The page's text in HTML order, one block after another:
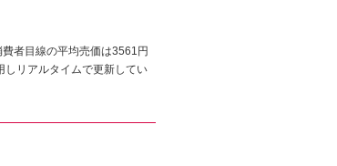
者目線の平均売価は3561円
しリアルタイムで更新してい